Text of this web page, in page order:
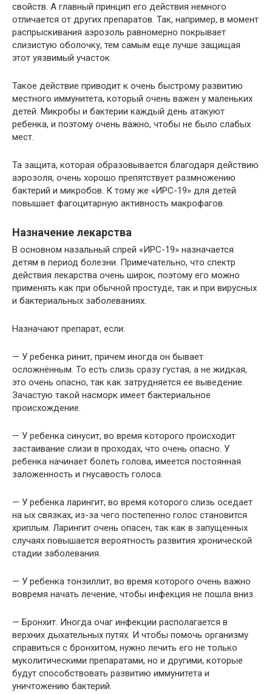
свойств. А главный принцип его действия немного
отличается от других препаратов. Так, например, в момент
распрыскивания аэрозоль равномерно покрывает
слизистую оболочку, тем самым еще лучше защищая
этот уязвимый участок.
Такое действие приводит к очень быстрому развитию
местного иммунитета, который очень важен у маленьких
детей. Микробы и бактерии каждый день атакуют
ребенка, и поэтому очень важно, чтобы не было слабых
мест.
Та защита, которая образовывается благодаря действию
аэрозоля, очень хорошо препятствует размножению
бактерий и микробов. К тому же «ИРС-19» для детей
повышает фагоцитарную активность макрофагов.
Назначение лекарства
В основном назальный спрей «ИРС-19» назначается
детям в период болезни. Примечательно, что спектр
действия лекарства очень широк, поэтому его можно
применять как при обычной простуде, так и при вирусных
и бактериальных заболеваниях.
Назначают препарат, если:
— У ребенка ринит, причем иногда он бывает
осложнённым. То есть слизь сразу густая, а не жидкая,
это очень опасно, так как затрудняется ее выведение.
Зачастую такой насморк имеет бактериальное
происхождение.
— У ребенка синусит, во время которого происходит
застаивание слизи в проходах, что очень опасно. У
ребенка начинает болеть голова, имеется постоянная
заложенность и гнусавость голоса.
— У ребенка ларингит, во время которого слизь оседает
на ых связках, из-за чего постепенно голос становится
хриплым. Ларингит очень опасен, так как в запущенных
случаях повышается вероятность развития хронической
стадии заболевания.
— У ребенка тонзиллит, во время которого очень важно
вовремя начать лечение, чтобы инфекция не пошла вниз.
— Бронхит. Иногда очаг инфекции располагается в
верхних дыхательных путях. И чтобы помочь организму
справиться с бронхитом, нужно лечить его не только
муколитическими препаратами, но и другими, которые
будут способствовать развитию иммунитета и
уничтожению бактерий.